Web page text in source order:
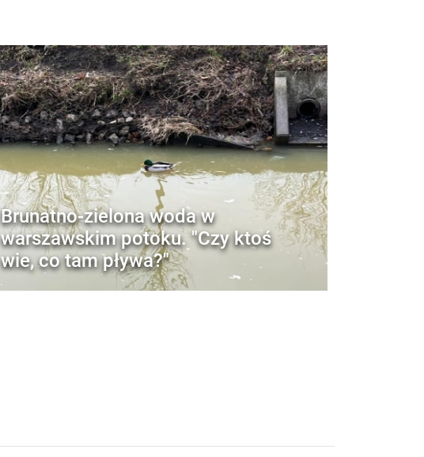
Brunatno-zielona woda w
warszawskim potoku. "Czy ktoś
wie, co tam pływa?"